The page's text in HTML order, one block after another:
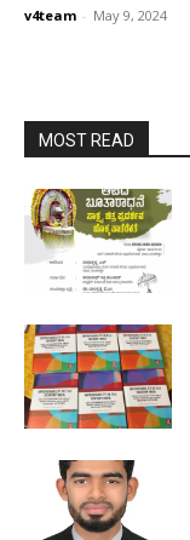
v4team - May 9, 2024
MOST READ